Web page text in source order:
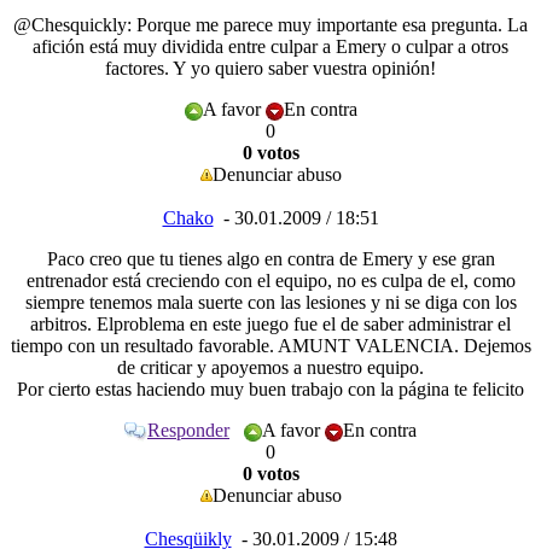
@Chesquickly: Porque me parece muy importante esa pregunta. La
afición está muy dividida entre culpar a Emery o culpar a otros
factores. Y yo quiero saber vuestra opinión!
A favor
En contra
0
0 votos
Denunciar abuso
Chako - 30.01.2009 / 18:51
Paco creo que tu tienes algo en contra de Emery y ese gran
entrenador está creciendo con el equipo, no es culpa de el, como
siempre tenemos mala suerte con las lesiones y ni se diga con los
arbitros. Elproblema en este juego fue el de saber administrar el
tiempo con un resultado favorable. AMUNT VALENCIA. Dejemos
de criticar y apoyemos a nuestro equipo.
Por cierto estas haciendo muy buen trabajo con la página te felicito
Responder
A favor
En contra
0
0 votos
Denunciar abuso
Chesqüikly - 30.01.2009 / 15:48